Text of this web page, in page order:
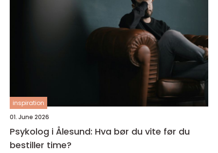
inspiration
01. June 2026
Psykolog i Ålesund: Hva bør du vite før du
bestiller time?